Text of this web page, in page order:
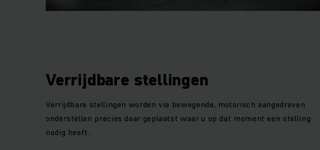
Verrijdbare stellingen
Verrijdbare stellingen worden via bewegende, motorisch aangedreven
onderstellen precies daar geplaatst waar u op dat moment een stelling
nodig heeft.